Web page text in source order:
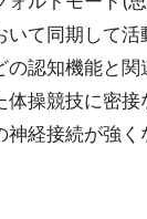
いて同期して
の認知機能と
体操競技に密
神経接続が強